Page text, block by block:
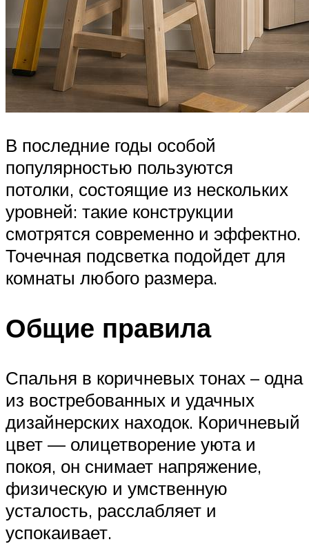
В последние годы особой
популярностью пользуются
потолки, состоящие из нескольких
уровней: такие конструкции
смотрятся современно и эффектно.
Точечная подсветка подойдет для
комнаты любого размера.
Общие правила
Спальня в коричневых тонах – одна
из востребованных и удачных
дизайнерских находок. Коричневый
цвет — олицетворение уюта и
покоя, он снимает напряжение,
физическую и умственную
усталость, расслабляет и
успокаивает.